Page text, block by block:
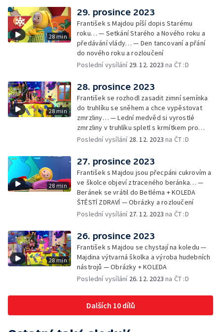
Rozloučení
28 min
29. prosince 2023
František s Majdou píší dopis Starému
roku… — Setkání Starého a Nového roku a
předávání vlády… — Den tancovaní a přání
do nového roku a rozloučení
Poslední vysílání 29. 12. 2023 na ČT :D
28 min
28. prosince 2023
František se rozhodl zasadit zimní semínka
do truhlíku se sněhem a chce vypěstovat
zmrzliny… — Lední medvěd si vyrostlé
zmrzliny v truhlíku spletl s krmítkem pro
medvědy… — Kompas od medvěda +
Poslední vysílání 28. 12. 2023 na ČT :D
28 min
27. prosince 2023
František s Majdou jsou přecpáni cukrovím a
ve školce objeví ztraceného beránka… —
Beránek se vrátil do Betléma + KOLEDA
ŠTĚSTÍ ZDRAVÍ — Obrázky a rozloučení
Poslední vysílání 27. 12. 2023 na ČT :D
28 min
26. prosince 2023
František s Majdou se chystají na koledu —
Majdina výtvarná školka a výroba hudebních
nástrojů — Obrázky + KOLEDA
Poslední vysílání 26. 12. 2023 na ČT :D
Dalších 10 dílů